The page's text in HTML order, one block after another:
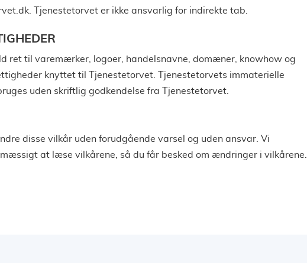
Tjenestetorvet er ikke ansvarlig for indirekte tab.
ret til varemærker, logoer, handelsnavne, domæner, knowhow og
knyttet til Tjenestetorvet. Tjenestetorvets immaterielle
uden skriftlig godkendelse fra Tjenestetorvet.
disse vilkår uden forudgående varsel og uden ansvar. Vi
at læse vilkårene, så du får besked om ændringer i vilkårene.